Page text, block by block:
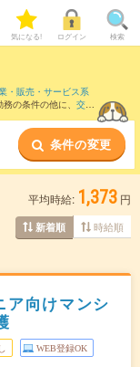
気になる! ログイン 検索
・販売・サービス系
の条件の他に、 交通
条件の変更
平均時給: 1,373 円
新着順 時給順
ア向けマンシ
WEB登録OK